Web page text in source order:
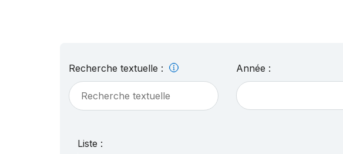
Recherche textuelle : Année :
Liste :